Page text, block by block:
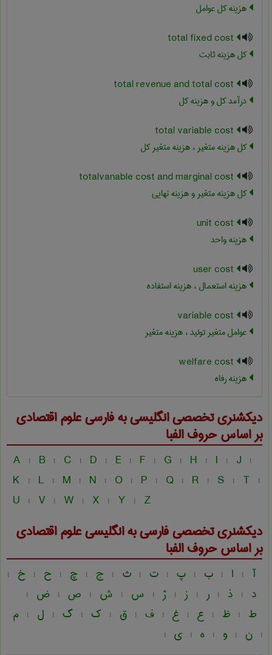
هزینه کل عوامل
کل هزینه ثابت
درآمد کل و هزینه کل
کل هزینه متغیر ، هزینه متغیر کل
کل هزینه متغیر و هزینه نهایی
هزینه واحد
هزینه استعمال ، هزینه استفاده
عوامل متغیر تولید ، هزینه متغیر
هزینه رفاه
دیکشنری تخصصی انگلیسی به فارسیعلوم اقتصادی
بر اساس حروف الفبا
A | B | C | D | E | F | G | H | I | J |
K | L | M | N | O | P | Q | R | S | T |
U | V | W | X | Y | Z
دیکشنری تخصصی فارسی به انگلیسیعلوم اقتصادی
بر اساس حروف الفبا
آ | ا | ب | پ | ت | ث | ج | چ | ح | خ |
د | ذ | ر | ز | ژ | س | ش | ص | ض |
ط | ظ | ع | غ | ف | ق | ک | گ | ل | م
| ن | و | ه | ی |